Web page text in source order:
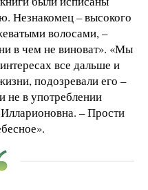
Незнакомец – высокого
волосами, –
в чем не виноват». «Мы
все дальше и
подозревали его –
не в употреблении
– Прости